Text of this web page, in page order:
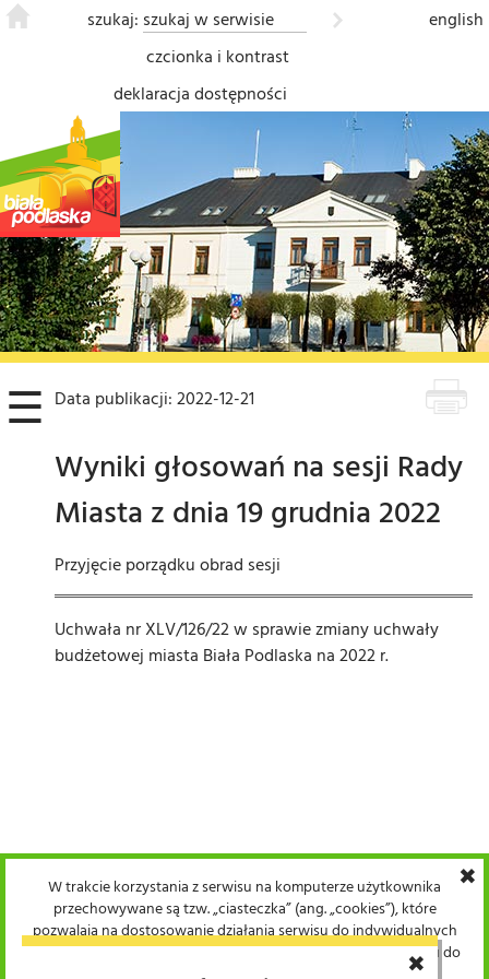
✖
szukaj:
czcionka i kontrast
deklaracja dostępności
english
❮
☰ Data publikacji: 2022-12-21
Wyniki głosowań na sesji Rady
Miasta z dnia 19 grudnia 2022
Przyjęcie porządku obrad sesji
Uchwała nr XLV/126/22 w sprawie zmiany uchwały
budżetowej miasta Biała Podlaska na 2022 r.
W trakcie korzystania z serwisu na komputerze użytkownika
przechowywane są tzw. „ciasteczka” (ang. „cookies”), które
pozwalają na dostosowanie działania serwisu do indywidualnych
potrzeb użytkowników. Warunki przechowywania lub dostępu do
plików cookie mogą być określone przez użytkownika w
✖